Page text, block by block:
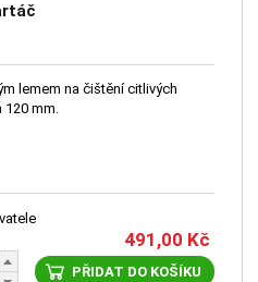
lemem na čištění citlivých
120 mm.
491,00 Kč
PŘIDAT DO KOŠÍKU